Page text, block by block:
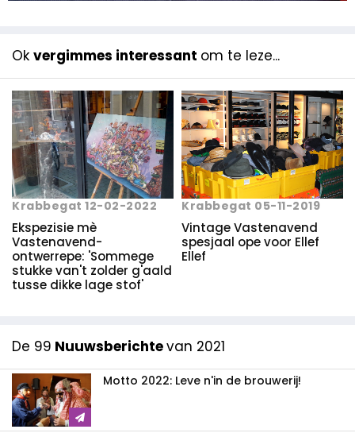
Ok vergimmes interessant om te leze...
Krabbegat 12-02-2022
Ekspezisie mè
Vastenavend-
ontwerrepe: 'Sommege
stukke van't zolder g'aald
tusse dikke lage stof'
Krabbegat 05-11-2019
Vintage Vastenavend
spesjaal ope voor Ellef
Ellef
De 99 Nuuwsberichtevan 2021
Motto 2022: Leve n'in de brouwerij!